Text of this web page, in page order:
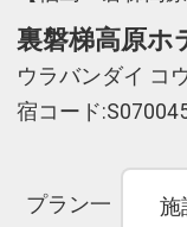
裏磐梯高原ホ
ウラバンダイ コ
宿コード
プラン一
施